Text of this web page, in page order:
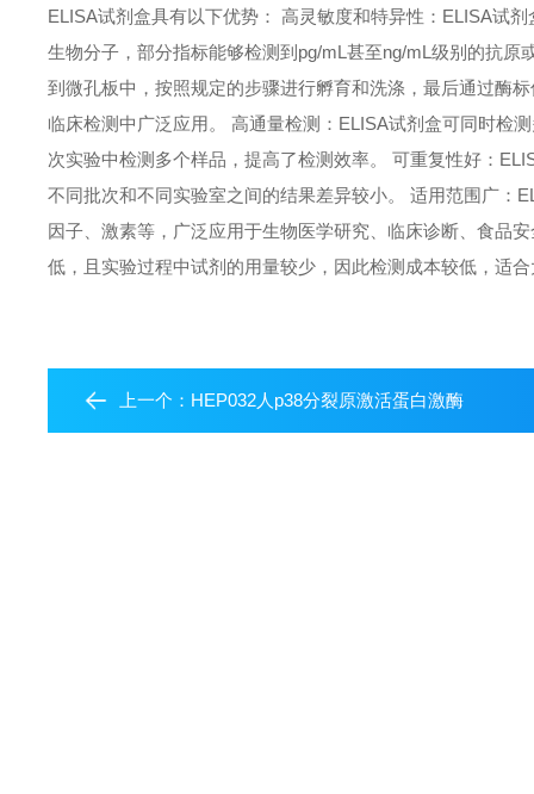
ELISA试剂盒具有以下优势： 高灵敏度和特异性：ELISA试
生物分子，部分指标能够检测到pg/mL甚至ng/mL级别的抗
到微孔板中，按照规定的步骤进行孵育和洗涤，最后通过酶
临床检测中广泛应用。 高通量检测：ELISA试剂盒可同时检
次实验中检测多个样品，提高了检测效率。 可重复性好：
不同批次和不同实验室之间的结果差异较小。 适用范围广：
因子、激素等，广泛应用于生物医学研究、临床诊断、食品
低，且实验过程中试剂的用量较少，因此检测成本较低，适
上一个： HEP032人p38分裂原激活蛋白激酶